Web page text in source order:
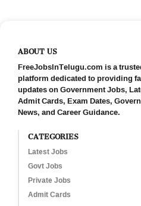
ABOUT US
FreeJobsInTelugu.com is a
platform dedicated to providing
updates on Government Jobs,
Admit Cards, Exam Dates,
News, and Career Guidance.
CATEGORIES
Latest Jobs
Govt Jobs
Private Jobs
Admit Cards